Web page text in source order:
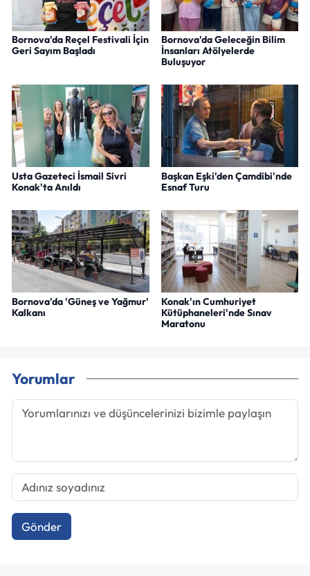
Bornova'da Reçel Festivali İçin
Geri Sayım Başladı
Bornova'da Geleceğin Bilim
İnsanları Atölyelerde
Buluşuyor
Usta Gazeteci İsmail Sivri
Konak'ta Anıldı
Başkan Eşki'den Çamdibi'nde
Esnaf Turu
Bornova'da 'Güneş ve Yağmur'
Kalkanı
Konak'ın Cumhuriyet
Kütüphaneleri'nde Sınav
Maratonu
Yorumlar
Gönder